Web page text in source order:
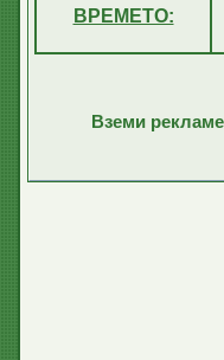
ВРЕМЕТО:
Вземи